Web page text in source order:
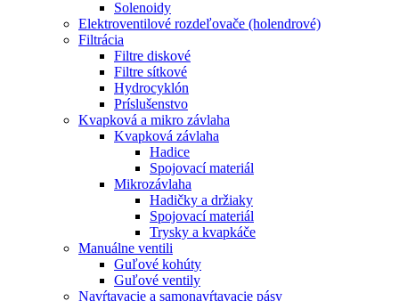
Solenoidy
Elektroventilové rozdeľovače (holendrové)
Filtrácia
Filtre diskové
Filtre sítkové
Hydrocyklón
Príslušenstvo
Kvapková a mikro závlaha​
Kvapková závlaha
Hadice
Spojovací materiál
Mikrozávlaha
Hadičky a držiaky
Spojovací materiál
Trysky a kvapkáče
Manuálne ventili
Guľové kohúty
Guľové ventily
Navŕtavacie a samonavŕtavacie pásy